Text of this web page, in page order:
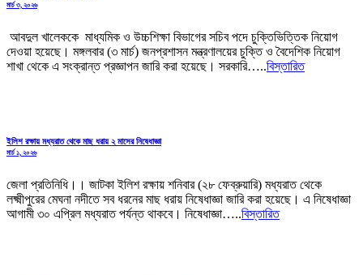
মার্চ ৩, ২০২৬
আবদুল খালেককে মাধ্যমিক ও উচ্চশিক্ষা বিভাগের সচিব পদে চুক্তিভিত্তিক নিয়োগ
দেওয়া হয়েছে। মঙ্গলবার (৩ মার্চ) জনপ্রশাসন মন্ত্রণালয়ের চুক্তি ও বৈদেশিক নিয়োগ
শাখা থেকে এ সংক্রান্ত প্রজ্ঞাপন জারি করা হয়েছে। সরকারি…..বিস্তারিত
ইলিশ রক্ষায় মধ্যরাত থেকে মাছ ধরায় ২ মাসের নিষেধাজ্ঞা
মার্চ ১, ২০২৬
জেলা প্রতিনিধি।। জাটকা ইলিশ রক্ষায় শনিবার (২৮ ফেব্রুয়ারি) মধ্যরাত থেকে
লক্ষ্মীপুরের মেঘনা নদীতে সব ধরনের মাছ ধরায় নিষেধাজ্ঞা জারি করা হয়েছে। এ নিষেধাজ্ঞা
আগামী ৩০ এপ্রিল মধ্যরাত পর্যন্ত থাকবে। নিষেধাজ্ঞা…..বিস্তারিত